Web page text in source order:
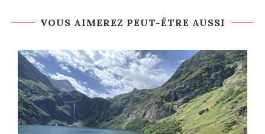
VOUS AIMEREZ PEUT-ÊTRE AUSSI